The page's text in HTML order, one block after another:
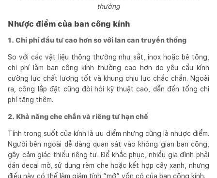
thường
Nhược điểm của ban công kính
1. Chi phí đầu tư cao hơn so với lan can truyền thống
So với các vật liệu thông thường như sắt, inox hoặc bê tông,
chi phí làm ban công kính thường cao hơn do yêu cầu kính
cường lực chất lượng tốt và khung chịu lực chắc chắn. Ngoài
ra, công lắp đặt cũng đòi hỏi kỹ thuật cao, dẫn đến tổng chi
phí tăng thêm.
2. Khả năng che chắn và riêng tư hạn chế
Tính trong suốt của kính là ưu điểm nhưng cũng là nhược điểm.
Người bên ngoài dễ dàng quan sát vào không gian ban công,
gây cảm giác thiếu riêng tư. Để khắc phục, nhiều gia đình phải
dán decal mờ, sử dụng rèm che hoặc kết hợp cây xanh, nhưng
điều này có thể làm giảm tính “mở” vốn có của ban công kính.